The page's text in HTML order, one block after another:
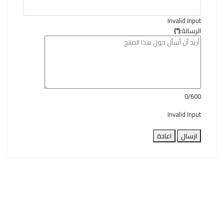
Invalid Input
الرسالة:(*)
0/600
Invalid Input
ارسال
اعادة